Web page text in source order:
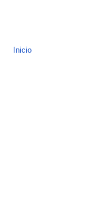
Inicio